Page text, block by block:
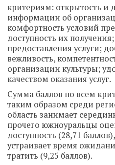
критериям: открытость и
информации об
комфортность условий
доступность их
предоставления услуги;
вежливость,
организации культуры;
качеством оказания услуг.
Сумма баллов по всем
таким образом среди
область занимает
прочего южноуральцы
доступность (28,71
устраивает время
тратить (9,25 баллов).